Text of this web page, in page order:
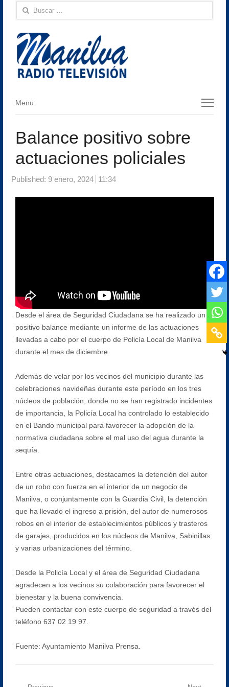
Buscar:
Menu
Menu
Balance positivo sobre
actuaciones policiales
Published: 9 enero, 2024 11:34
Desde el área de Seguridad Ciudadana se ha realizado un
positivo balance mediante un informe de las actuaciones
llevadas a cabo por el cuerpo de Policía Local de Manilva
durante el mes de diciembre.
Además de velar por los vecinos del municipio durante las
celebraciones navideñas durante este período en los tres
núcleos de población, donde no se han registrado incidentes
de importancia, la Policía Local ha controlado lo establecido
en el Bando municipal para favorecer la adopción de la
normativa ciudadana sobre el mal uso del agua durante la
sequía.
Entre otras actuaciones, destacamos la detención del autor
de un robo con fuerza en el interior de un negocio de
Manilva, o conjuntamente con la Guardia Civil, la detención
que ha llevado el ingreso a prisión, del autor de numerosos
robos en el interior de establecimientos públicos y trasteros
de garajes, producidos en los núcleos de Manilva, Sabinillas
y varias urbanizaciones del término.
Desde la Policía Local y el área de Seguridad Ciudadana
agradecen a los vecinos su colaboración para favorecer el
bienestar y la buena convivencia.
Pueden contactar con este cuerpo de seguridad a través del
teléfono 637 02 19 97.
Fuente: Ayuntamiento Manilva Prensa.